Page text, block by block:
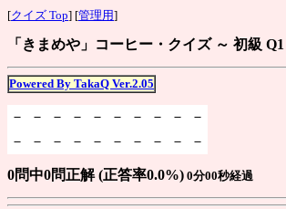
[クイズ Top] [管理用]
「きまめや」コーヒー・クイズ ～ 初級 Q1
Powered By TakaQ Ver.2.05
－ － － － － － － － －
－
－
－ － － － － － － － －
0問中0問正解 (正答率0.0%) 0分00秒経過